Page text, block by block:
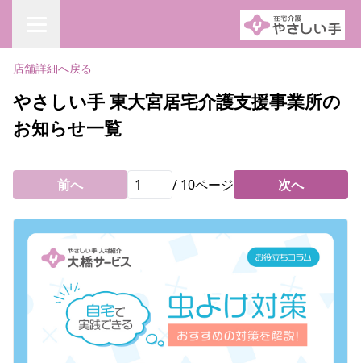
店舗詳細へ戻る
やさしい手 東大宮居宅介護支援事業所の
お知らせ一覧
前へ / 10ページ 次へ